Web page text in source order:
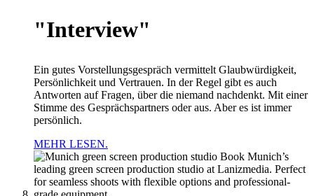
"Interview"
Ein gutes Vorstellungsgespräch vermittelt Glaubwürdigkeit,
Persönlichkeit und Vertrauen. In der Regel gibt es auch
Antworten auf Fragen, über die niemand nachdenkt. Mit einer
Stimme des Gesprächspartners oder aus. Aber es ist immer
persönlich.
MEHR LESEN.